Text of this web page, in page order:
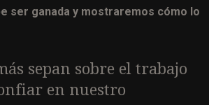
ser ganada y mostraremos cómo lo
sepan sobre el trabajo
en nuestro